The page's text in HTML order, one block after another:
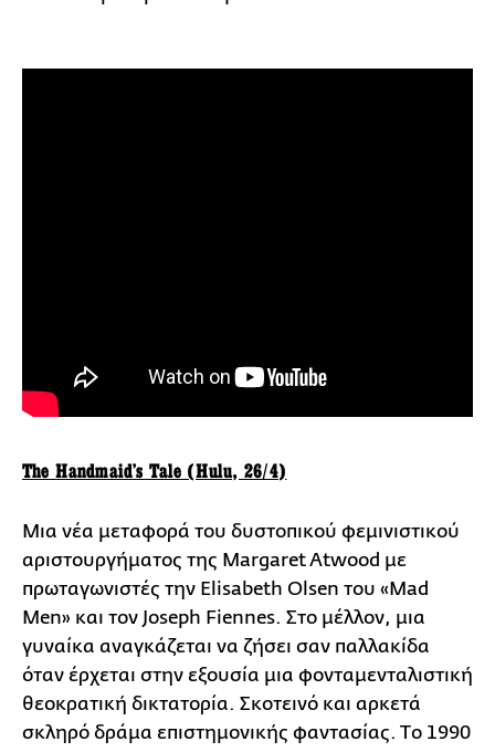
The Handmaid's Tale (Hulu, 26/4)
Μια νέα μεταφορά του δυστοπικού φεμινιστικού
αριστουργήματος της Margaret Atwood με
πρωταγωνιστές την Elisabeth Olsen του «Mad
Men» και τον Joseph Fiennes. Στο μέλλον, μια
γυναίκα αναγκάζεται να ζήσει σαν παλλακίδα
όταν έρχεται στην εξουσία μια φονταμενταλιστική
θεοκρατική δικτατορία. Σκοτεινό και αρκετά
σκληρό δράμα επιστημονικής φαντασίας. Τo 1990